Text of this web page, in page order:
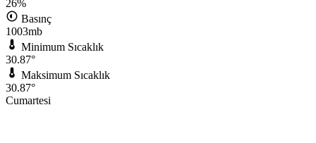
26%
Basınç
1003mb
Minimum Sıcaklık
30.87°
Maksimum Sıcaklık
30.87°
Cumartesi